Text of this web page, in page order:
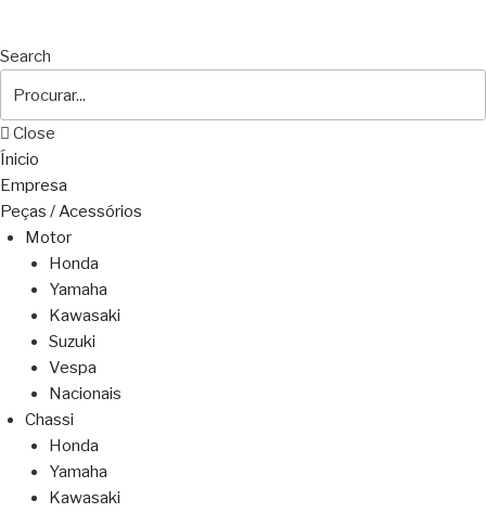
Search
Close
Ínicio
Empresa
Peças / Acessórios
Motor
Honda
Yamaha
Kawasaki
Suzuki
Vespa
Nacionais
Chassi
Honda
Yamaha
Kawasaki